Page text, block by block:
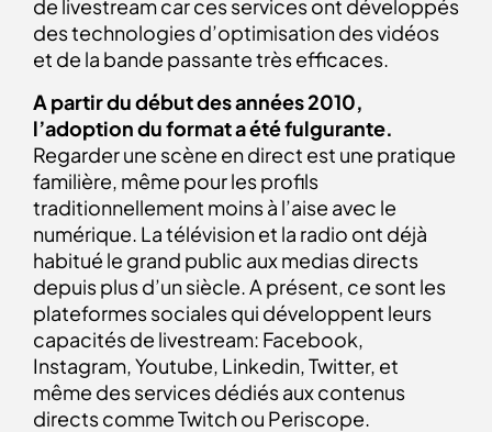
de livestream car ces services ont développés
des technologies d’optimisation des vidéos
et de la bande passante très efficaces.
A partir du début des années 2010,
l’adoption du format a été fulgurante.
Regarder une scène en direct est une pratique
familière, même pour les profils
traditionnellement moins à l’aise avec le
numérique. La télévision et la radio ont déjà
habitué le grand public aux medias directs
depuis plus d’un siècle. A présent, ce sont les
plateformes sociales qui développent leurs
capacités de livestream: Facebook,
Instagram, Youtube, Linkedin, Twitter, et
même des services dédiés aux contenus
directs comme Twitch ou Periscope.